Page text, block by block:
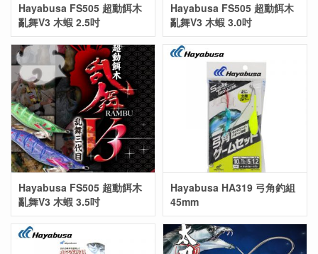
Hayabusa FS505 超動餌木
亂舞V3 木蝦 2.5吋
Hayabusa FS505 超動餌木
亂舞V3 木蝦 3.0吋
Hayabusa FS505 超動餌木
亂舞V3 木蝦 3.5吋
Hayabusa HA319 弓角釣組
45mm